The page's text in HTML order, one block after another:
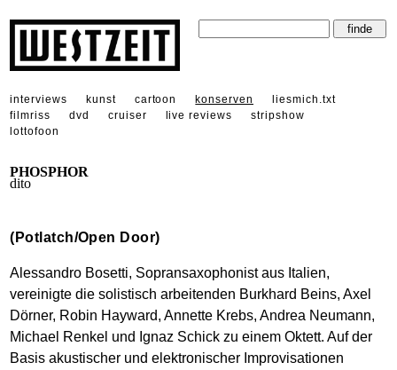
interviews kunst cartoon konserven
liesmich.txt
filmriss
dvd cruiser live reviews
stripshow
lottofoon
PHOSPHOR
dito
(Potlatch/Open Door)
Alessandro Bosetti, Sopransaxophonist aus Italien,
vereinigte die solistisch arbeitenden Burkhard Beins, Axel
Dörner, Robin Hayward, Annette Krebs, Andrea Neumann,
Michael Renkel und Ignaz Schick zu einem Oktett. Auf der
Basis akustischer und elektronischer Improvisationen